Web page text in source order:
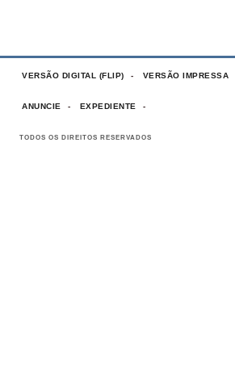
VERSÃO DIGITAL (FLIP) VERSÃO IMPRESSA
ANUNCIE EXPEDIENTE
TODOS OS DIREITOS RESERVADOS